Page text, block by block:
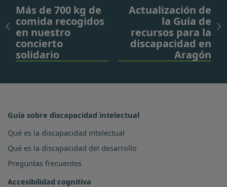
Más de 700 kg de
comida recogidos
en nuestro
concierto
solidario
Actualización de
la Guía de
recursos para la
discapacidad en
Aragón
Guía sobre discapacidad intelectual
Qué es la discapacidad intelectual
Qué es la discapacidad del desarrollo
Preguntas frecuentes
Accesibilidad cognitiva